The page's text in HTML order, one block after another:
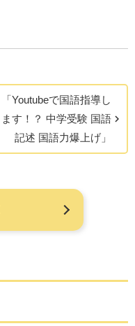
「Youtubeで国語指導し
ます！？ 中学受験 国語
記述 国語力爆上げ」